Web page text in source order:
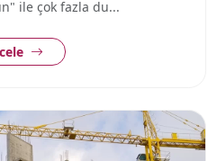
ile çok fazla du...